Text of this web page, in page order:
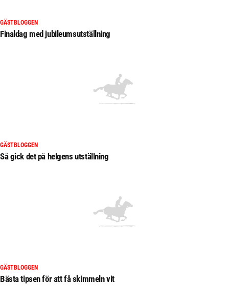
GÄSTBLOGGEN
Finaldag med jubileumsutställning
GÄSTBLOGGEN
Så gick det på helgens utställning
GÄSTBLOGGEN
Bästa tipsen för att få skimmeln vit